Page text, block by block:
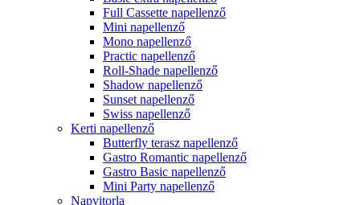
Full Cassette napellenző
Mini napellenző
Mono napellenző
Practic napellenző
Roll-Shade napellenző
Shadow napellenző
Sunset napellenző
Swiss napellenző
Kerti napellenző
Butterfly terasz napellenző
Gastro Romantic napellenző
Gastro Basic napellenző
Mini Party napellenző
Napvitorla